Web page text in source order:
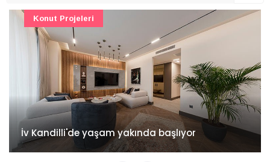
İv Kandilli'de yaşam yakında başlıyor
Konut Projeleri